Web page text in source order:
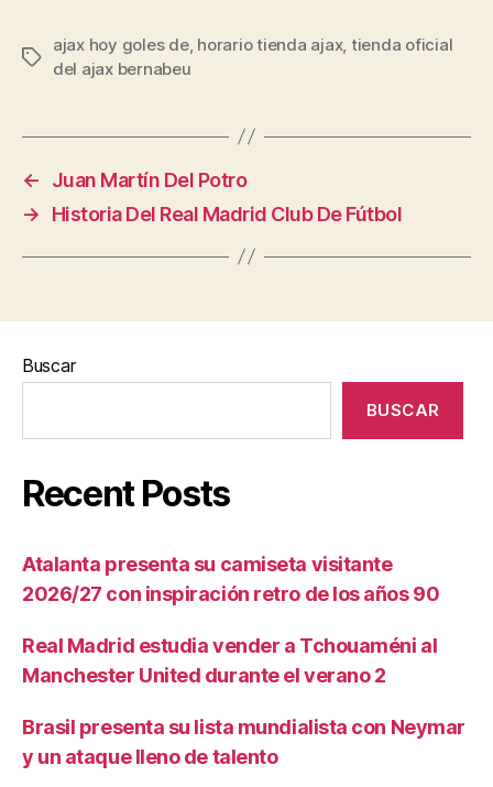
Etiquetas
ajax hoy goles de, horario tienda ajax, tienda oficial
del ajax bernabeu
←
Juan Martín Del Potro
→
Historia Del Real Madrid Club De Fútbol
Buscar
BUSCAR
Recent Posts
Atalanta presenta su camiseta visitante
2026/27 con inspiración retro de los años 90
Real Madrid estudia vender a Tchouaméni al
Manchester United durante el verano 2
Brasil presenta su lista mundialista con Neymar
y un ataque lleno de talento